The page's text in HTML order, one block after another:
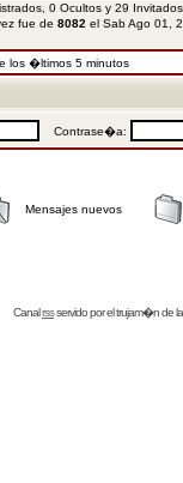
0 Ocultos y 29
fue de 8082 el Sab Ago 01,
los �ltimos 5 minutos
Contrase�a:
Mensajes nuevos
Canalrssservido por eltrujam�nde